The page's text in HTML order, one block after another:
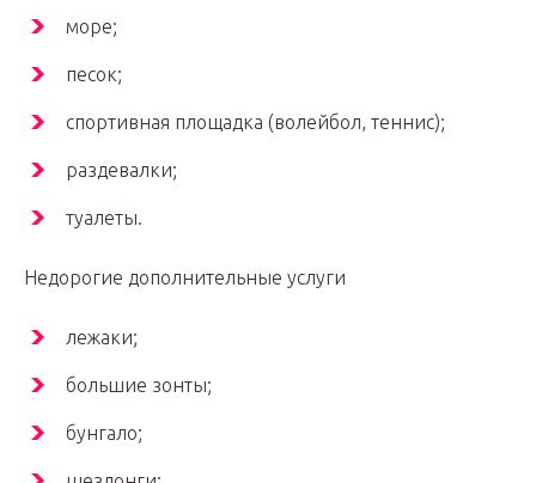
море;
песок;
спортивная площадка (волейбол, теннис);
раздевалки;
туалеты.
Недорогие дополнительные услуги
лежаки;
большие зонты;
бунгало;